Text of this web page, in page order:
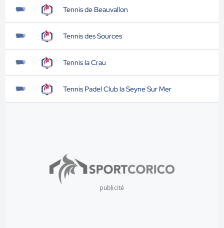
Tennis de Beauvallon
Tennis des Sources
Tennis la Crau
Tennis Padel Club la Seyne Sur Mer
publicité